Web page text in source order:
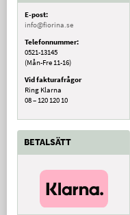
E-post:
info@fiorina.se
Telefonnummer:
0521-13145
(Mån-Fre 11-16)
Vid fakturafrågor
Ring Klarna
08 – 120 120 10
BETALSÄTT